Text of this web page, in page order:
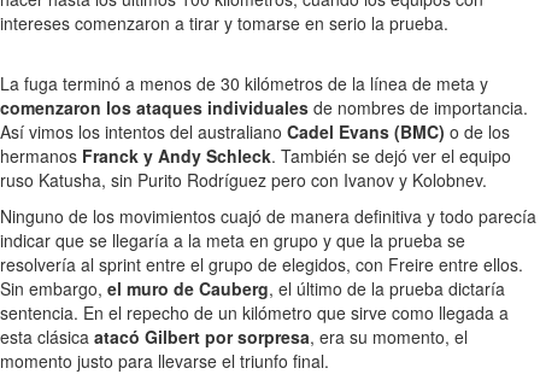
intereses comenzaron a tirar y tomarse en serio la prueba.
La fuga terminó a menos de 30 kilómetros de la línea de meta y
comenzaron los ataques individuales de nombres de importancia.
Así vimos los intentos del australiano Cadel Evans (BMC) o de los
hermanos Franck y Andy Schleck. También se dejó ver el equipo
ruso Katusha, sin Purito Rodríguez pero con Ivanov y Kolobnev.
Ninguno de los movimientos cuajó de manera definitiva y todo parecía
indicar que se llegaría a la meta en grupo y que la prueba se
resolvería al sprint entre el grupo de elegidos, con Freire entre ellos.
Sin embargo, el muro de Cauberg, el último de la prueba dictaría
sentencia. En el repecho de un kilómetro que sirve como llegada a
esta clásica atacó Gilbert por sorpresa, era su momento, el
momento justo para llevarse el triunfo final.